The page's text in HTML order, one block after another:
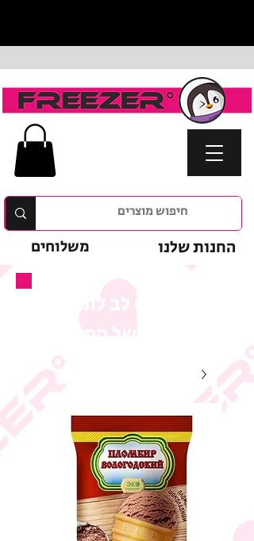
החנות שלנו משלוחים
המבצע של המוצר